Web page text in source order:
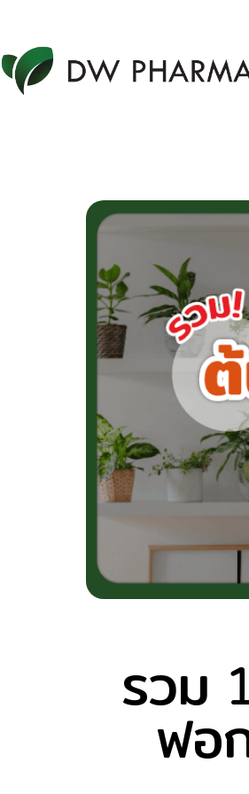
รวม
ฟอ